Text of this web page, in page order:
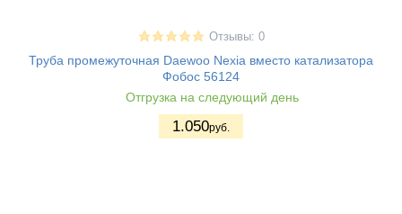
Отзывы: 0
Труба промежуточная Daewoo Nexia вместо катализатора
Фобос 56124
Отгрузка на следующий день
1.050руб.